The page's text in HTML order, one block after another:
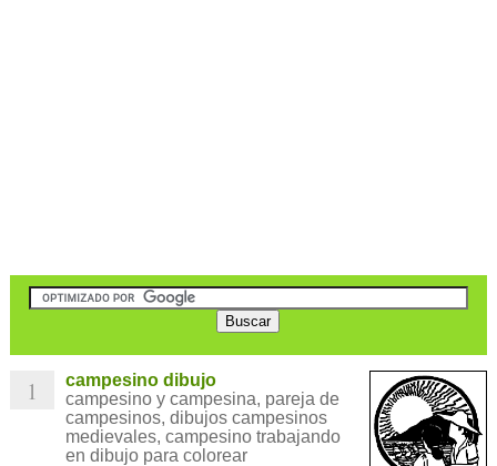
1
campesino dibujo
campesino y campesina, pareja de
campesinos, dibujos campesinos
medievales, campesino trabajando
en dibujo para colorear